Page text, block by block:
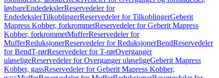
løsbareEndedekslerReservedeler for
EndedekslerTilkoblingerReservedeler for TilkoblingerGeberit
Mapress Kobber, forkrommetReservedeler for Geberit Mapress
Kobber, forkrommetMufferReservedeler for
MufferReduksjonerReservedeler for ReduksjonerBendReservedeler
for BendT-rørReservedeler for T-rørOverganger
uløseligeReservedeler for Overganger uløseligeGeberit Mapress
Kobber, gassReservedeler for Geberit Mapress Kobber,